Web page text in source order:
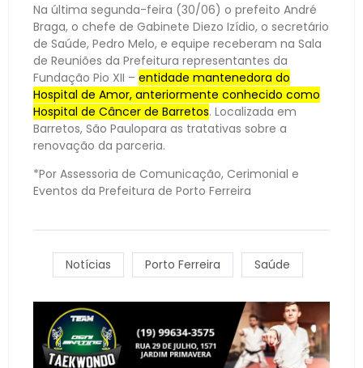
Na última segunda-feira (30/06) o prefeito André
Braga, o chefe de Gabinete Diezo Izídio, o secretário
de Saúde, Pedro Melo, e equipe receberam na Sala
de Reuniões da Prefeitura representantes da
Fundação Pio XII – entidade mantenedora do
Hospital de Amor, anteriormente conhecido como
Hospital de Câncer de Barretos. Localizada em
Barretos, São Paulopara as tratativas sobre a
renovação da parceria.
*Por Assessoria de Comunicação, Cerimonial e
Eventos da Prefeitura de Porto Ferreira
Notícias Porto Ferreira Saúde